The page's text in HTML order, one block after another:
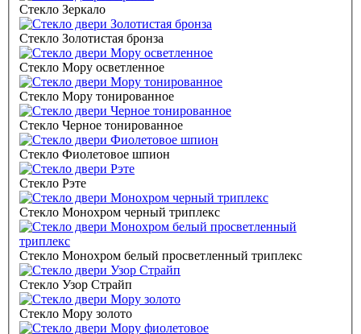
Стекло Зеркало
Стекло Золотистая бронза
Стекло Мору осветленное
Стекло Мору тонированное
Стекло Черное тонированное
Стекло Фиолетовое шпион
Стекло Рэте
Стекло Монохром черный триплекс
Стекло Монохром белый просветленный триплекс
Стекло Узор Страйп
Стекло Мору золото